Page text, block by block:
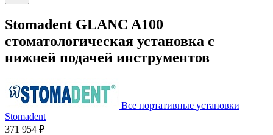
Stomadent GLANC A100
стоматологическая установка с
нижней подачей инструментов
Все портативные установки
Stomadent
371 954 ₽